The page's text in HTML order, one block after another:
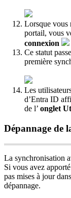
Lorsque vous
portail, vous
connexion
Ce statut
première
Les
d’Entra ID
de l’ onglet
Dépannage de
La synchronisation
Si vous avez apporté
pas mises à jour dans
dépannage.